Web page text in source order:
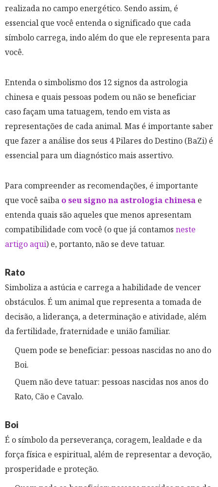
realizada no campo energético. Sendo assim, é
essencial que você entenda o significado que cada
símbolo carrega, indo além do que ele representa para
você.
Entenda o simbolismo dos 12 signos da astrologia
chinesa e quais pessoas podem ou não se beneficiar
caso façam uma tatuagem, tendo em vista as
representações de cada animal. Mas é importante saber
que fazer a análise dos seus 4 Pilares do Destino (BaZi) é
essencial para um diagnóstico mais assertivo.
Para compreender as recomendações, é importante
que você saiba o seu signo na astrologia chinesa e
entenda quais são aqueles que menos apresentam
compatibilidade com você (o que já contamos neste
artigo aqui) e, portanto, não se deve tatuar.
Rato
Simboliza a astúcia e carrega a habilidade de vencer
obstáculos. É um animal que representa a tomada de
decisão, a liderança, a determinação e atividade, além
da fertilidade, fraternidade e união familiar.
Quem pode se beneficiar: pessoas nascidas no ano do
Boi.
Quem não deve tatuar: pessoas nascidas nos anos do
Rato, Cão e Cavalo.
Boi
É o símbolo da perseverança, coragem, lealdade e da
força física e espiritual, além de representar a devoção,
prosperidade e proteção.